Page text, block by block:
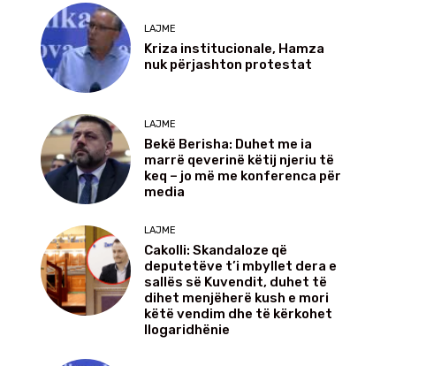
LAJME
Kriza institucionale, Hamza
nuk përjashton protestat
LAJME
Bekë Berisha: Duhet me ia
marrë qeverinë këtij njeriu të
keq – jo më me konferenca për
media
LAJME
Cakolli: Skandaloze që
deputetëve t’i mbyllet dera e
sallës së Kuvendit, duhet të
dihet menjëherë kush e mori
këtë vendim dhe të kërkohet
llogaridhënie